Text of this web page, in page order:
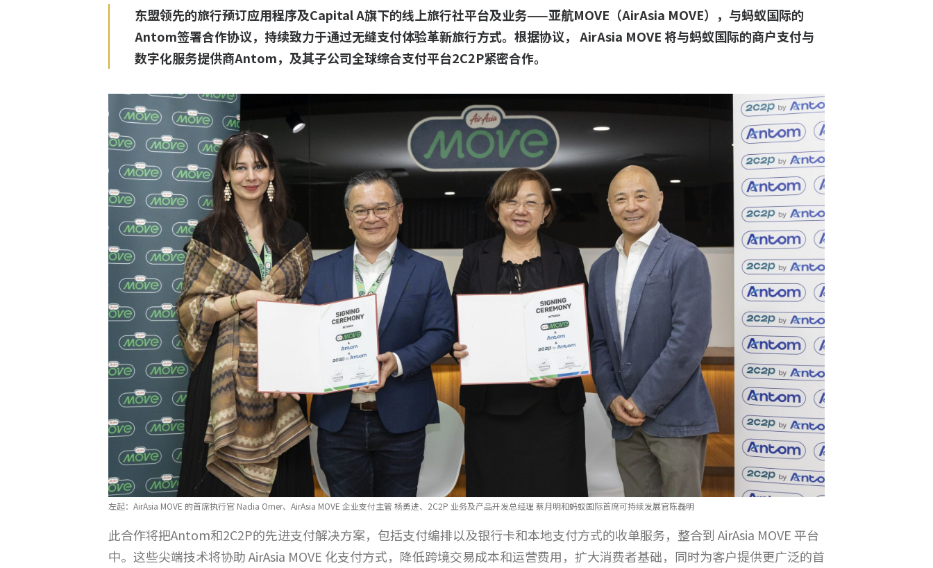
东盟领先的旅行预订应用程序及Capital A旗下的线上旅行社平台及业务——亚航MOVE（AirAsia MOVE），与蚂蚁国际的
Antom签署合作协议，持续致力于通过无缝支付体验革新旅行方式。根据协议， AirAsia MOVE 将与蚂蚁国际的商户支付与
数字化服务提供商Antom，及其子公司全球综合支付平台2C2P紧密合作。
左起：AirAsia MOVE 的首席执行官 Nadia Omer、AirAsia MOVE 企业支付主管 杨勇进、2C2P 业务及产品开发总经理 蔡月明和蚂蚁国际首席可持续发展官陈磊明
此合作将把Antom和2C2P的先进支付解决方案，包括支付编排以及银行卡和本地支付方式的收单服务，整合到 AirAsia MOVE 平台
中。这些尖端技术将协助 AirAsia MOVE 化支付方式，降低跨境交易成本和运营费用，扩大消费者基础，同时为客户提供更广泛的首